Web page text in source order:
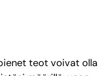
teot voivat olla